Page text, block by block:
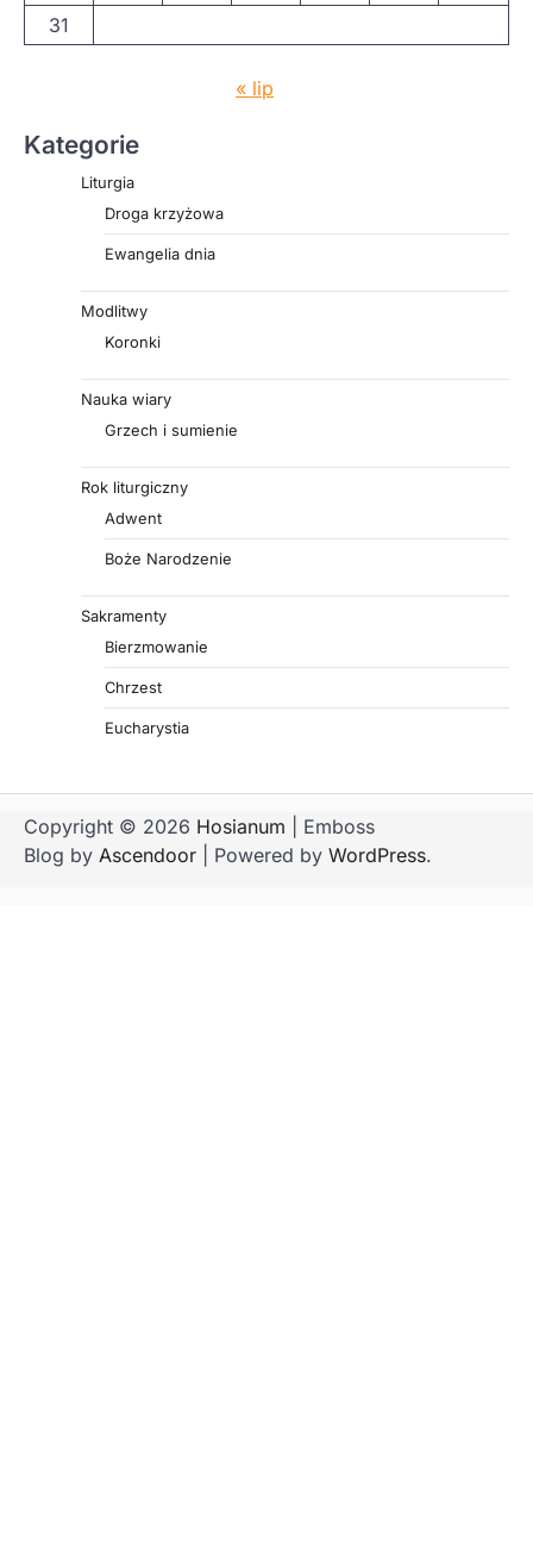
31
« lip
Kategorie
Liturgia
Droga krzyżowa
Ewangelia dnia
Modlitwy
Koronki
Nauka wiary
Grzech i sumienie
Rok liturgiczny
Adwent
Boże Narodzenie
Sakramenty
Bierzmowanie
Chrzest
Eucharystia
Copyright © 2026 Hosianum | Emboss
Blog by Ascendoor | Powered by WordPress.